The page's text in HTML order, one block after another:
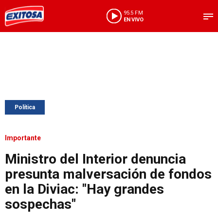
95.5 FM
EN VIVO
Política
Importante
Ministro del Interior denuncia
presunta malversación de fondos
en la Diviac: "Hay grandes
sospechas"